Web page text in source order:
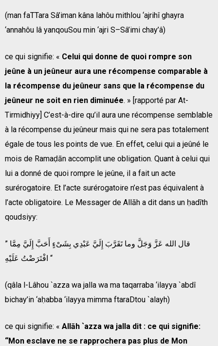
(man faTTara Sâ’iman kâna lahôu mithlou ‘ajrihî ghayra
‘annahôu lâ yanqouSou min ‘ajri S–Sâ’imi chay’â)
ce qui signifie: « Celui qui donne de quoi rompre son
jeûne à un jeûneur aura une récompense comparable à
la récompense du jeûneur sans que la récompense du
jeûneur ne soit en rien diminuée. » [rapporté par At-
Tirmidhiyy] C’est-à-dire qu’il aura une récompense semblable
à la récompense du jeûneur mais qui ne sera pas totalement
égale de tous les points de vue. En effet, celui qui a jeûné le
mois de Ramaḍān accomplit une obligation. Quant à celui qui
lui a donné de quoi rompre le jeûne, il a fait un acte
surérogatoire. Et l’acte surérogatoire n’est pas équivalent à
l’acte obligatoire. Le Messager de Allāh a dit dans un ḥadīth
qoudsiyy:
” قال الله عَزَّ وَجَلَّ وما تَقَرَّبَ إِلَيَّ عَبْدِي بِشَىْءٍ أَحَبَّ إِلَيَّ مِمَّا
افْتَرَضْتُ عَلَيْهِ “
(qâla l-Lâhou `azza wa jalla wa ma taqarraba ‘ilayya `abdî
bichay’in ‘aḥabba ‘ilayya mimma ftaraDtou `alayh)
ce qui signifie: « Allāh `azza wa jalla dit : ce qui signifie:
“Mon esclave ne se rapprochera pas plus de Mon